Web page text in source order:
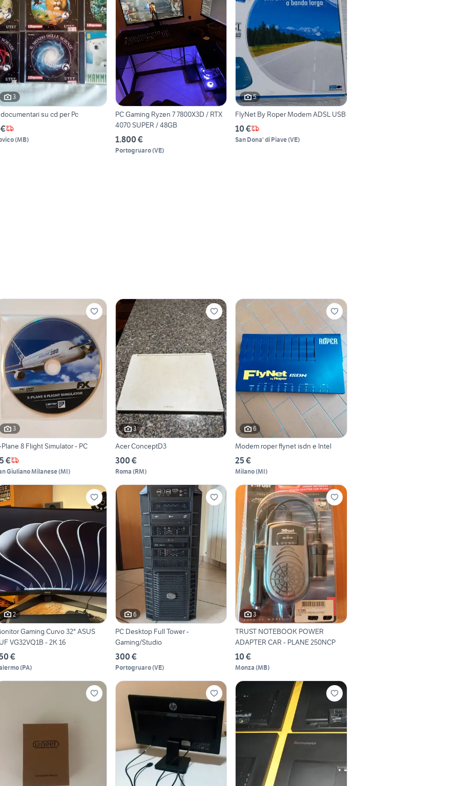
3
su cd per Pc
(MB)
PC Gaming Ryzen 7 7800X3D / RTX
4070 SUPER / 48GB
1.800 €
Portogruaro(VE)
5
FlyNet By Roper Modem ADSL USB
10 €
San Dona' di Piave(VE)
3
Plane 8 Flight Simulator - PC
€
Giuliano Milanese(MI)
3
Acer ConceptD3
300 €
Roma (RM)
6
Modem roper flynet isdn e Intel
25 €
Milano(MI)
2
Gaming Curvo 32" ASUS
VG32VQ1B - 2K 16
€
(PA)
6
PC Desktop Full Tower -
Gaming/Studio
300 €
Portogruaro(VE)
3
TRUST NOTEBOOK POWER
ADAPTER CAR - PLANE 250NCP
10 €
Monza (MB)